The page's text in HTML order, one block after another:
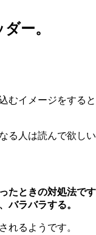
ー。
むイメージをすると
る人は読んで欲しい
たときの対処法です
バラバラする。
れるようです。